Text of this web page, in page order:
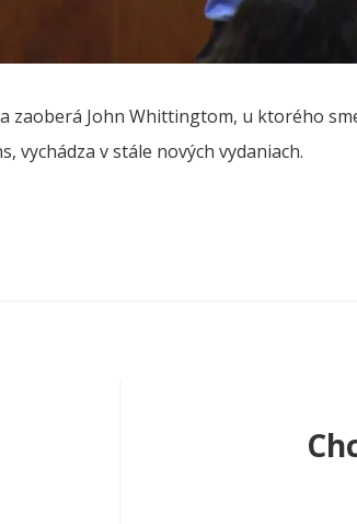
zaoberá John Whittingtom, u ktorého
vychádza v stále nových vydaniach.